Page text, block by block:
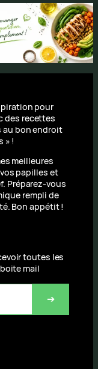
pour
des recettes
au bon endroit
» !
meilleures
papilles et
Préparez-vous
rempli de
Bon appétit !
toutes les
mail
➔